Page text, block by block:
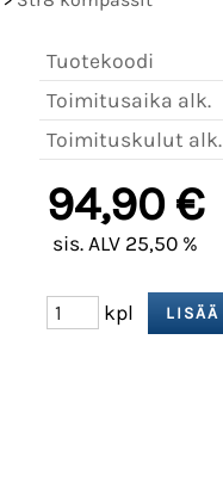
Tuotekoodi
Toimitusaika alk.
Toimituskulut alk.
94,90 €
sis. ALV 25,50 %
kpl